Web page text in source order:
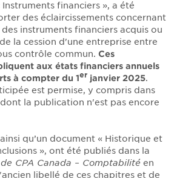
Instruments financiers », a été
des éclaircissements concernant
instruments financiers acquis ou
la cession d'une entreprise entre
contrôle commun. Ces
aux états financiers annuels
à compter du 1er janvier 2025.
est permise, y compris dans
la publication n'est pas encore
qu’un document « Historique et
», ont été publiés dans la
CPA Canada – Comptabilité en
libellé de ces chapitres et de